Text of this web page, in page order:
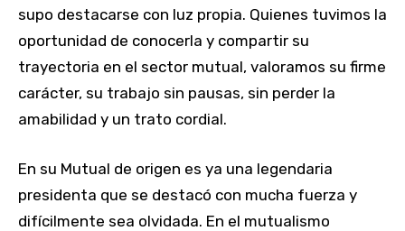
supo destacarse con luz propia. Quienes tuvimos la
oportunidad de conocerla y compartir su
trayectoria en el sector mutual, valoramos su firme
carácter, su trabajo sin pausas, sin perder la
amabilidad y un trato cordial.
En su Mutual de origen es ya una legendaria
presidenta que se destacó con mucha fuerza y
difícilmente sea olvidada. En el mutualismo